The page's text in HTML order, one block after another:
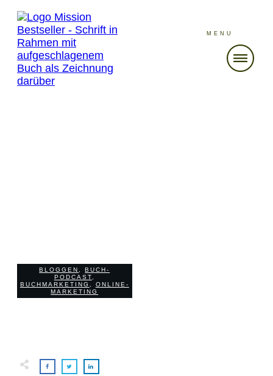
MENU
BLOGGEN ,BUCH-
PODCAST
BUCHMARKETING
ONLINE-
MARKETING